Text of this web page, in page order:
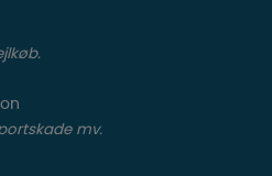
mv.